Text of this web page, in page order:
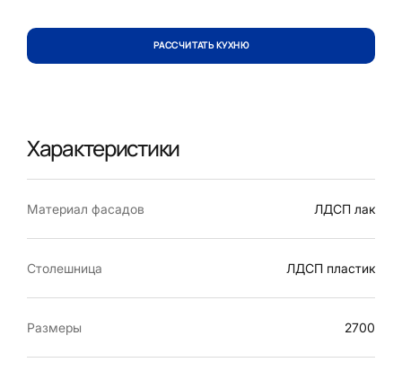
РАССЧИТАТЬ КУХНЮ
Характеристики
Материал фасадов ЛДСП лак
Столешница ЛДСП пластик
Размеры 2700